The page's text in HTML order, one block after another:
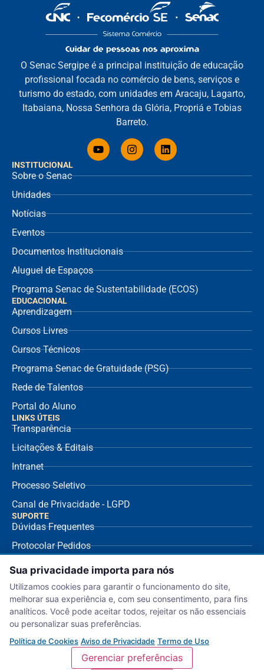
INSTITUCIONAL
Sobre o Senac
Unidades
Notícias
Eventos
Documentos Institucionais
Aluguel de Espaços
Programa Senac de Sustentabilidade (ECOS)
EDUCACIONAL
Aprendizagem
Cursos Livres
Cursos Técnicos
Programa Senac de Gratuidade (PSG)
Rede de Talentos
Portal do Aluno
O Senac Sergipe é a principal instituição de educação
profissional focada no comércio de bens, serviços e
turismo do estado, com unidades em Aracaju, Lagarto,
Itabaiana, Nossa Senhora da Glória, Propriá e Tobias
Barreto.
LINKS ÚTEIS
Transparência
Licitações & Editais
Intranet
Processo Seletivo
Canal de Privacidade - LGPD
SUPORTE
Dúvidas Frequentes
Protocolar Pedidos
Envio de NF Fornecedor
Ouvidoria
Aviso de Privacidade
Termo de Uso
Política de Cookies
Sua privacidade importa para nós
Utilizamos cookies para garantir o funcionamento do site,
melhorar sua experiência e, com seu consentimento, para fins
analíticos. Você pode aceitar todos, rejeitar os não essenciais
ou personalizar suas preferências.
Política de Cookies·Aviso de Privacidade·Termo de Uso
Gerenciar preferências